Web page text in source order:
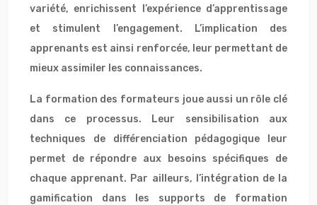
variété, enrichissent l’expérience d’apprentissage
et stimulent l’engagement. L’implication des
apprenants est ainsi renforcée, leur permettant de
mieux assimiler les connaissances.
La formation des formateurs joue aussi un rôle clé
dans ce processus. Leur sensibilisation aux
techniques de différenciation pédagogique leur
permet de répondre aux besoins spécifiques de
chaque apprenant. Par ailleurs, l’intégration de la
gamification dans les supports de formation